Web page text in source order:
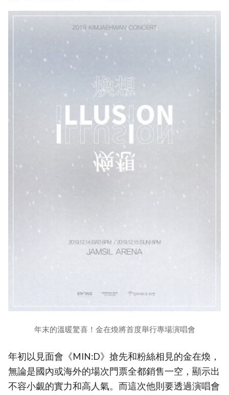
年末的溫暖驚喜！金在煥將首度舉行專場演唱會
年初以見面會《MIN:D》搶先和粉絲相見的金在煥，
無論是國內或海外的場次門票全都銷售一空，顯示出
不容小覷的實力和高人氣。而這次他則要透過演唱會